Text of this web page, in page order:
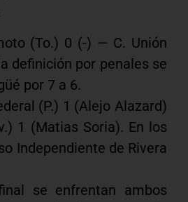
(To.) 0 (-) — C. Unión
definición por penales se
por 7 a 6.
(P.) 1 (Alejo Alazard)
1 (Matias Soria). En los
Independiente de Rivera
se enfrentan ambos